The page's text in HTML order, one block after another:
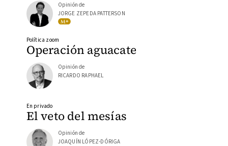
Opinión de
JORGE ZEPEDA PATTERSON
Operación aguacate
Política zoom
Opinión de
RICARDO RAPHAEL
El veto del mesías
En privado
Opinión de
JOAQUÍN LÓPEZ-DÓRIGA